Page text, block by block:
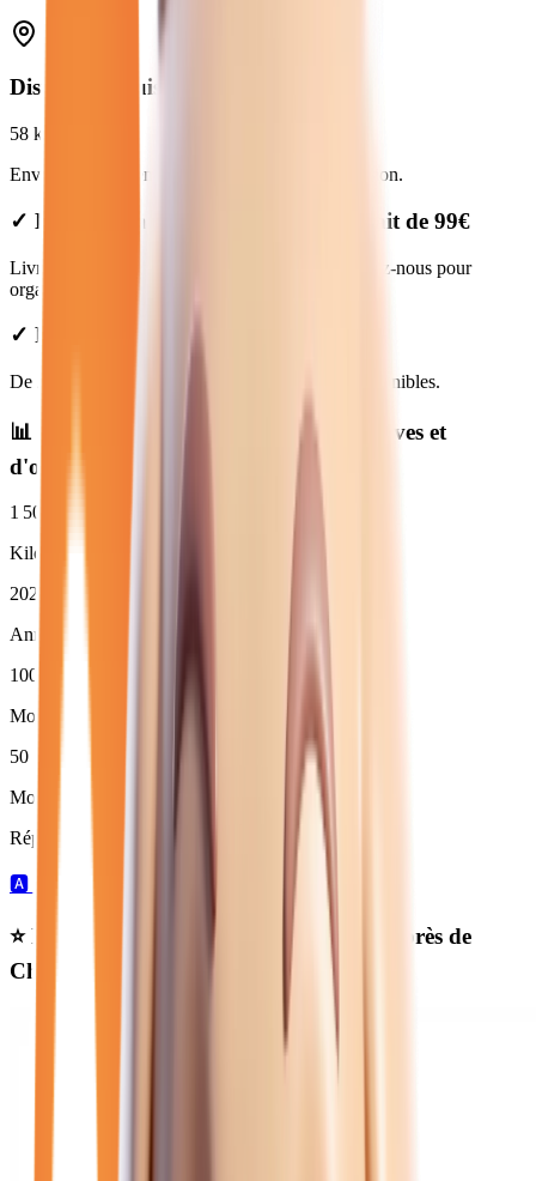
Distance depuis
58 km
Environ
en voiture jusqu'à notre concession.
✓ Livraison à Château-Thierry : forfait de 99€
Livraison disponible à Château-Thierry. Contactez-nous pour
organiser votre livraison.
✓ Prix Transparents
De 38 450 €. Financement et LOA disponibles.
📊 Statistiques des peugeot hybride
neuves et
d'occasion
1 501
km
Kilométrage moyen
2026
Année moyenne
100
Moins de 3 ans (
50
Moins de 50 000 km
Répartition par boîte de vitesses :
🅰️
⭐ Nos meilleures offres peugeot hybride
près de
Château-Thierry